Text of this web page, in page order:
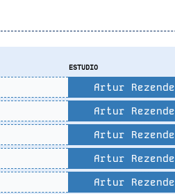
ESTUDIO
Artur Rezende
Artur Rezende
Artur Rezende
Artur Rezende
Artur Rezende